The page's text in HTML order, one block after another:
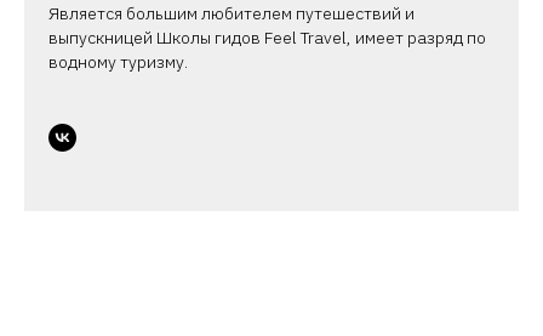
Является большим любителем путешествий и
выпускницей Школы гидов Feel Travel, имеет разряд по
водному туризму.